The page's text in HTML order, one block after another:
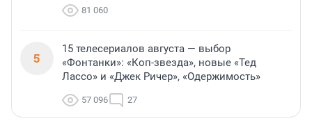
81 060
5
15 телесериалов августа — выбор
«Фонтанки»: «Коп-звезда», новые «Тед
Лассо» и «Джек Ричер», «Одержимость»
57 096 27